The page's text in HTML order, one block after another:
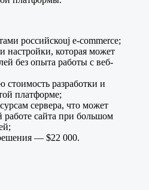
российскоuj e-commerce;
настройки, которая может
без опыта работы с веб-
стоимость разработки и
платформе;
сервера, что может
работе сайта при большом
— $22 000.